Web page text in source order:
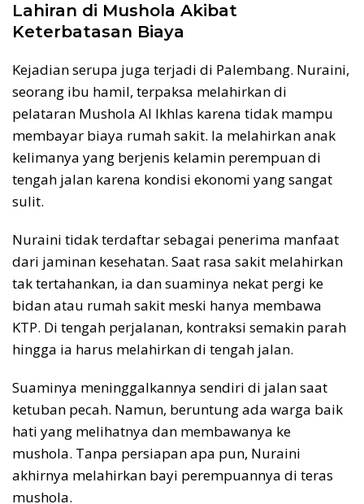
Lahiran di Mushola Akibat
Keterbatasan Biaya
Kejadian serupa juga terjadi di Palembang. Nuraini,
seorang ibu hamil, terpaksa melahirkan di
pelataran Mushola Al Ikhlas karena tidak mampu
membayar biaya rumah sakit. Ia melahirkan anak
kelimanya yang berjenis kelamin perempuan di
tengah jalan karena kondisi ekonomi yang sangat
sulit.
Nuraini tidak terdaftar sebagai penerima manfaat
dari jaminan kesehatan. Saat rasa sakit melahirkan
tak tertahankan, ia dan suaminya nekat pergi ke
bidan atau rumah sakit meski hanya membawa
KTP. Di tengah perjalanan, kontraksi semakin parah
hingga ia harus melahirkan di tengah jalan.
Suaminya meninggalkannya sendiri di jalan saat
ketuban pecah. Namun, beruntung ada warga baik
hati yang melihatnya dan membawanya ke
mushola. Tanpa persiapan apa pun, Nuraini
akhirnya melahirkan bayi perempuannya di teras
mushola.